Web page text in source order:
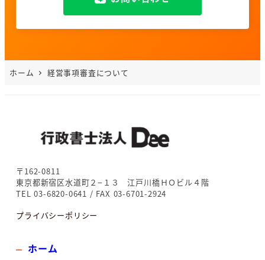
ホーム 経営事項審査について
〒162-0811
東京都新宿区水道町２−１３ 江戸川橋ＨＯビル４階
TEL 03-6820-0641 / FAX 03-6701-2924
プライバシーポリシー
ホーム